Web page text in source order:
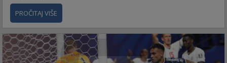
PROČITAJ VIŠE